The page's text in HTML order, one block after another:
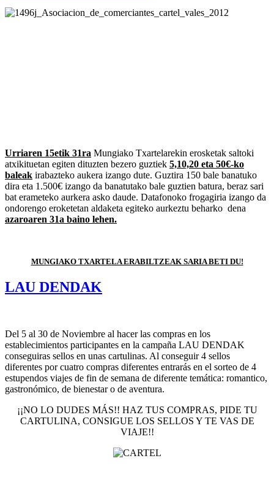
Urriaren 15etik 31ra Mungiako Txartelarekin erosketak saltoki
atxikituetan egiten dituzten bezero guztiek 5,10,20 eta 50€-ko
baleak irabazteko aukera izango dute. Guztira 150 bale banatuko
dira eta 1.500€ izango da banatutako bale guztien batura, beraz sari
bat erameteko aurkera asko daude. Datafonoko frogagiria izango da
ondorengo eroketetan aldaketa egiteko aurkeztu beharko dena
azaroaren 31a baino lehen.
MUNGIAKO TXARTELA ERABILTZEAK SARIA BETI DU!
LAU DENDAK
Del 5 al 30 de Noviembre al hacer las compras en los
establecimientos participantes en la campaña LAU DENDAK
conseguiras sellos en unas cartulinas. Al conseguir 4 sellos
diferentes por cuatro compras diferentes entrarás en el sorteo de 4
estupendos viajes de fin de semana de diferente temática: romantico,
gastronómico, de bienestar o de aventura.
¡¡NO LO DUDES MÁS!! HAZ TUS COMPRAS, PIDE TU
CARTULINA, CONSIGUE LOS SELLOS Y TE VAS DE
VIAJE!!